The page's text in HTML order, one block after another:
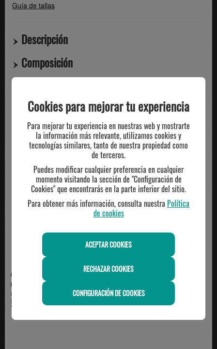
Guía de tallas
Descripción
Composición
TE PUEDE INTERESAR
ADIDAS
pantalón de chandal hombre
adidas FEELCOZY , ma...
50.00€
ADIDAS
Pantalón de Chándal Adidas
Algodón 3 Bandas con...
49.95€
Cookies para mejorar tu experiencia
Para mejorar tu experiencia en nuestras web y mostrarte
la información más relevante, utilizamos cookies y
tecnologías similares, tanto de nuestra propiedad como
de terceros.
Puedes modificar cualquier preferencia en cualquier
momento visitando la sección de "Configuración de
Cookies" que encontrarás en la parte inferior del sitio.
Para obtener más información, consulta nuestra Política
de cookies
ACEPTAR COOKIES
RECHAZAR COOKIES
CONFIGURACIÓN DE COOKIES